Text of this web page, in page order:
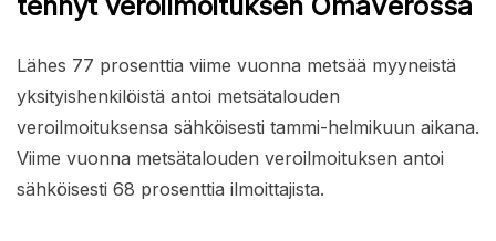
Lähes 77 prosenttia viime vuonna metsää myyneistä
yksityishenkilöistä antoi metsätalouden
veroilmoituksensa sähköisesti tammi-helmikuun aikana.
Viime vuonna metsätalouden veroilmoituksen antoi
sähköisesti 68 prosenttia ilmoittajista.